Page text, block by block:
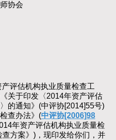
协会
评估机构执业质量检查工
关于印发〈2014年资产评估
的通知》(中评协[2014]55号)
查办法》(中评协[2006]98
年资产评估机构执业质量检
方案》)，现印发给你们，并